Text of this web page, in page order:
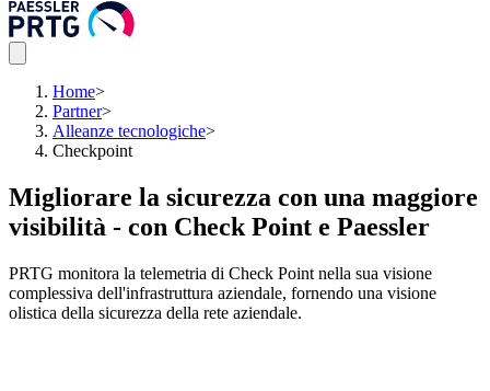
Home>
Partner>
Alleanze tecnologiche>
Checkpoint
Migliorare la sicurezza con una maggiore
visibilità - con Check Point e Paessler
PRTG monitora la telemetria di Check Point nella sua visione
complessiva dell'infrastruttura aziendale, fornendo una visione
olistica della sicurezza della rete aziendale.